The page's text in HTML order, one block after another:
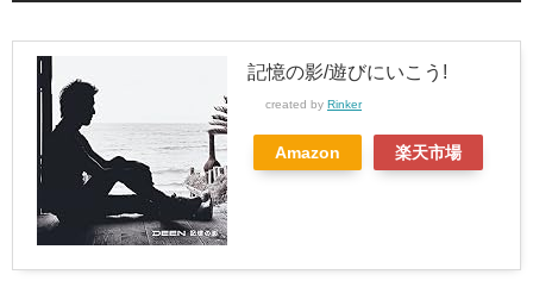
記憶の影/遊びにいこう!
created by Rinker
Amazon 楽天市場